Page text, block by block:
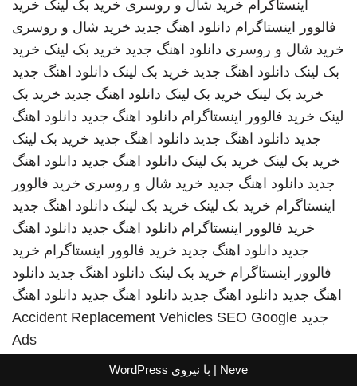
اینستاگرام خرید شال و روسری خرید بک لینک خرید
فالوور اینستاگرام دانلود اهنگ جدید خرید شال و روسری
خرید شال و روسری دانلود اهنگ جدید خرید بک لینک خرید
بک لینک دانلود اهنگ جدید خرید بک لینک دانلود اهنگ جدید
خرید بک لینک خرید بک لینک دانلود اهنگ جدید خرید بک
لینک خرید فالوور اینستاگرام دانلود اهنگ جدید دانلود اهنگ
جدید دانلود اهنگ جدید دانلود اهنگ جدید خرید بک لینک
خرید بک لینک خرید بک لینک دانلود اهنگ جدید دانلود اهنگ
جدید دانلود اهنگ جدید خرید شال و روسری خرید فالوور
اینستاگرام خرید بک لینک خرید بک لینک دانلود اهنگ جدید
خرید فالوور اینستاگرام دانلود اهنگ جدید دانلود اهنگ
جدید دانلود اهنگ جدید خرید فالوور اینستاگرام خرید
فالوور اینستاگرام خرید بک لینک دانلود اهنگ جدید دانلود
اهنگ جدید دانلود اهنگ جدید دانلود اهنگ جدید دانلود اهنگ
جدید
Accident Replacement Vehicles SEO Google
Ads
Neve | با نیروی WordPress